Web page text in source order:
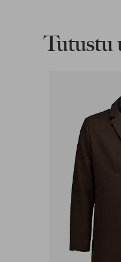
Tutustu